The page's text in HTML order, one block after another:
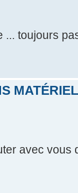
... toujours
avec vous